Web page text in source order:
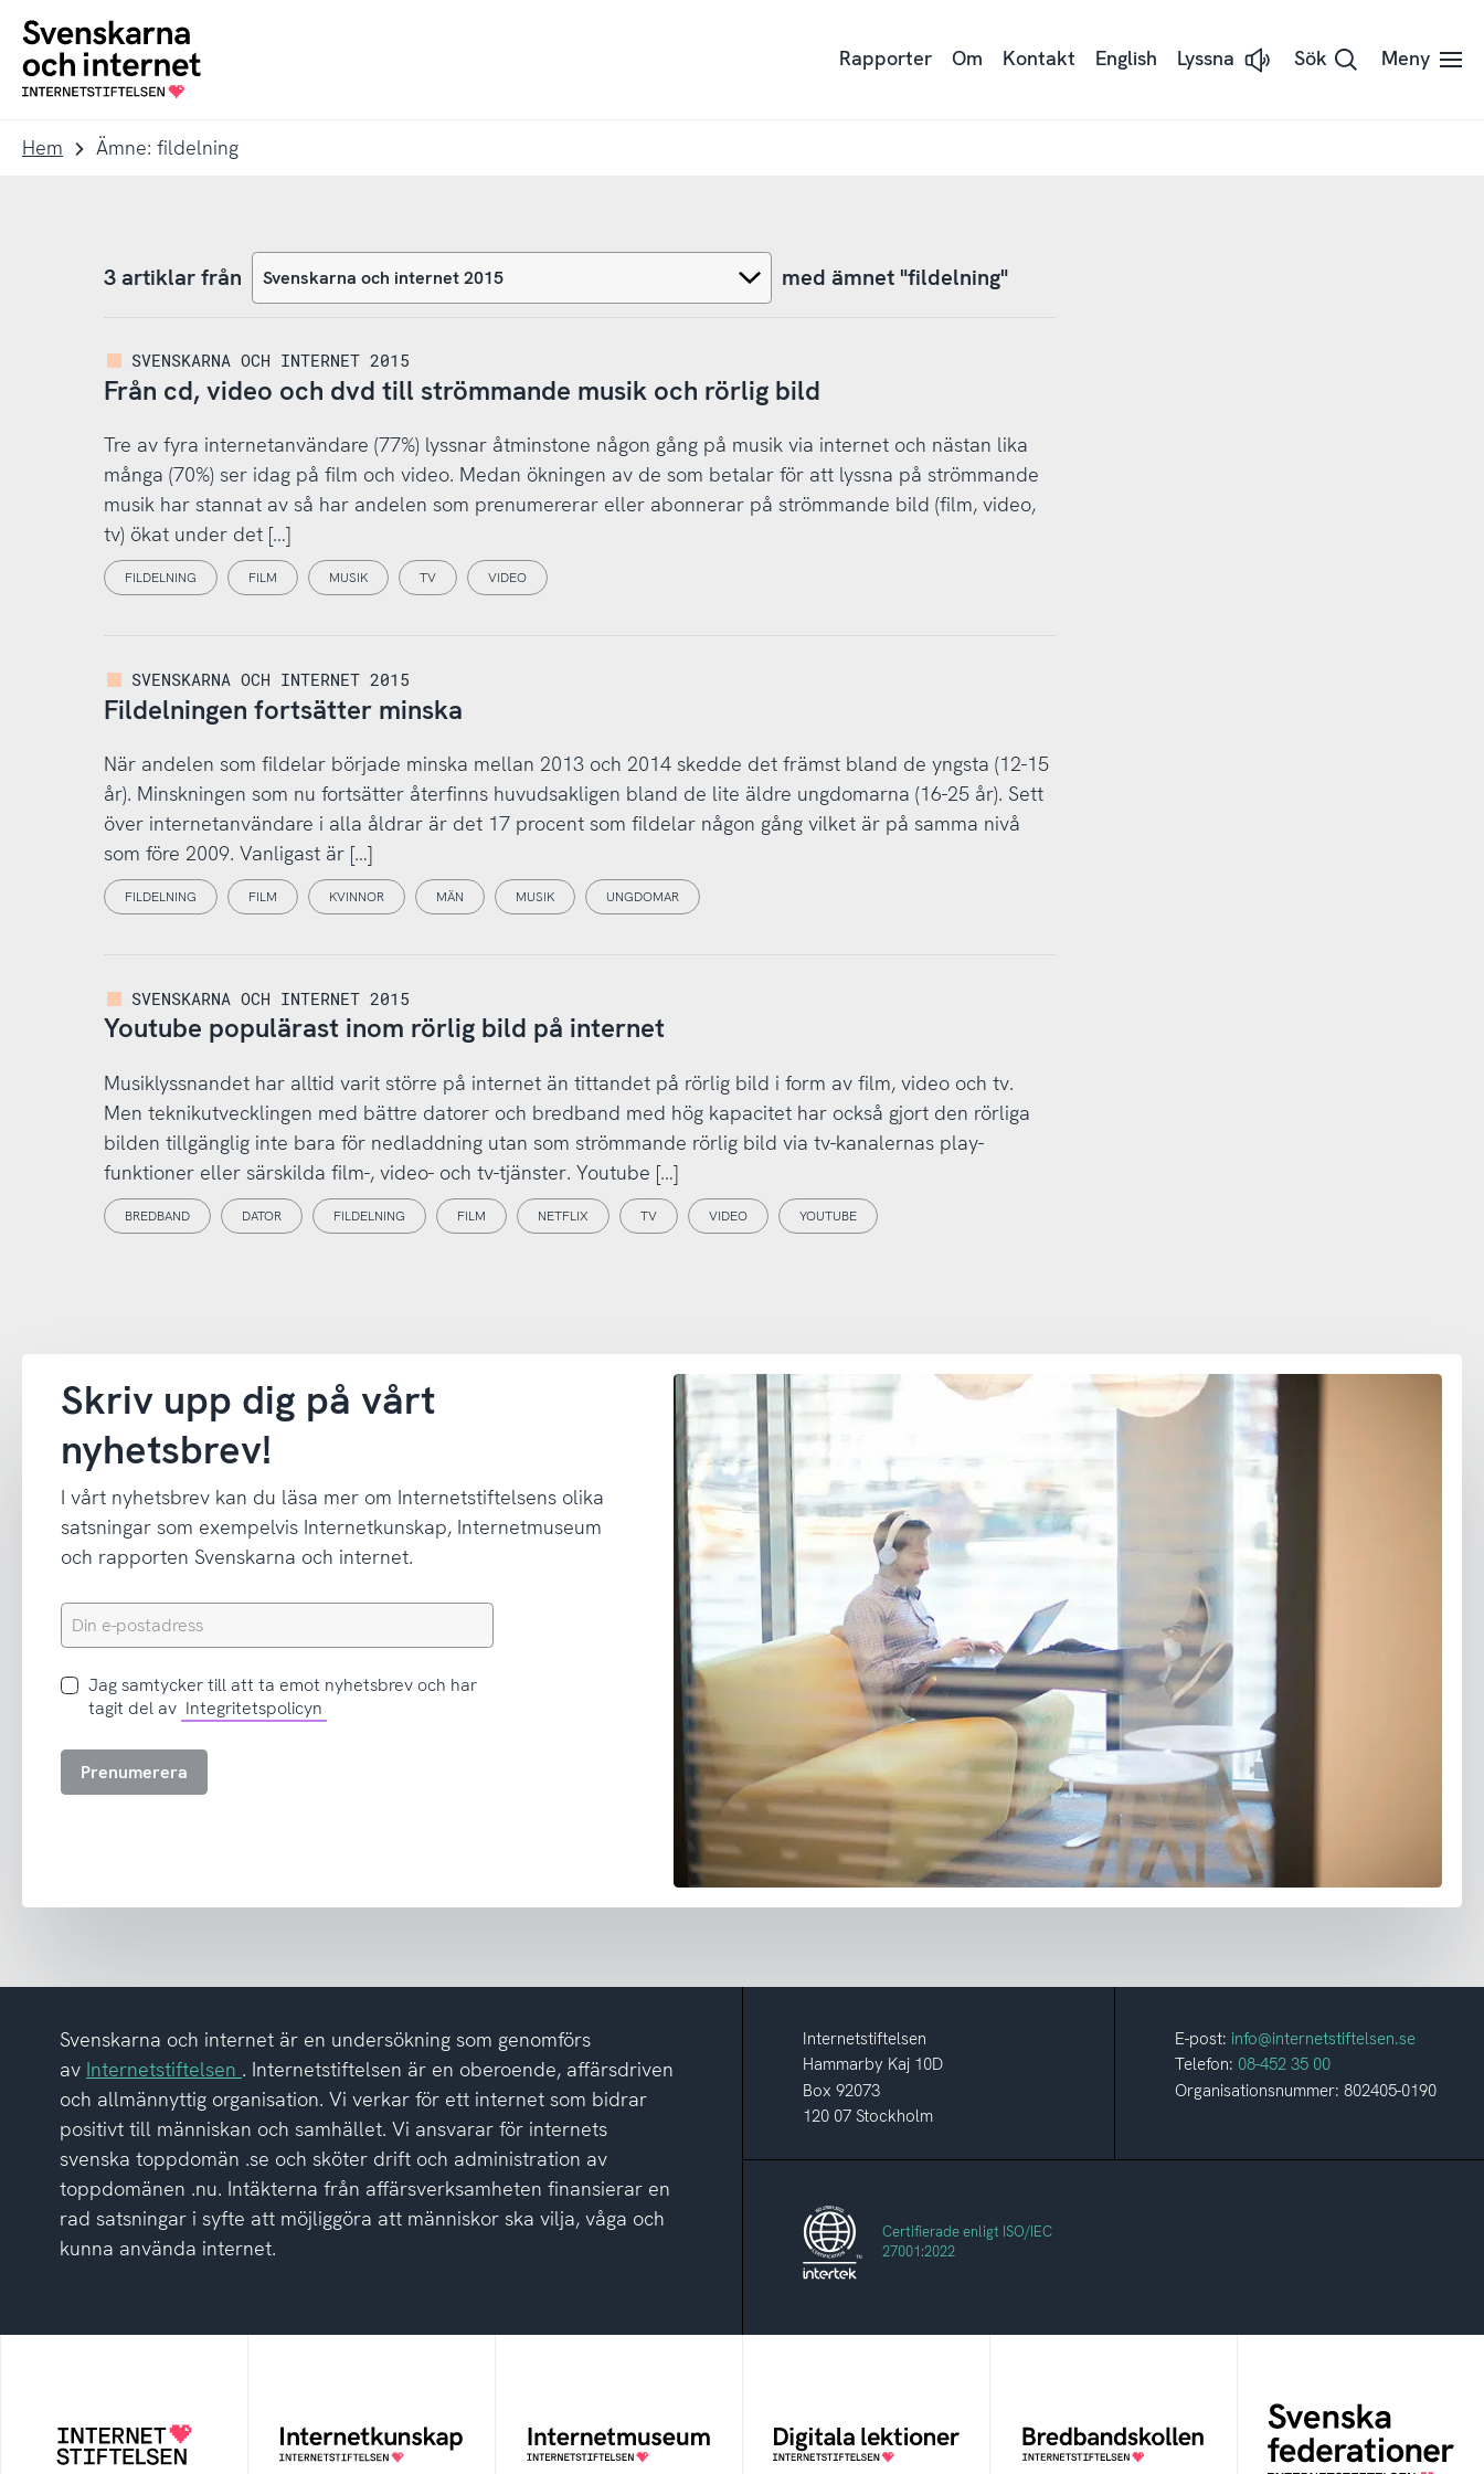
navigation
innehåll
To
startpage
Rapporter Om Kontakt English Lyssna
Lyssna Sök Meny
Hem Ämne: fildelning
3 artiklar från med ämnet "fildelning"
SVENSKARNA OCH INTERNET 2015
Från cd, video och dvd till strömmande musik och rörlig bild
Tre av fyra internetanvändare (77%) lyssnar åtminstone någon gång på musik via internet och nästan lika
många (70%) ser idag på film och video. Medan ökningen av de som betalar för att lyssna på strömmande
musik har stannat av så har andelen som prenumererar eller abonnerar på strömmande bild (film, video,
tv) ökat under det […]
FILDELNING FILM MUSIK TV VIDEO
SVENSKARNA OCH INTERNET 2015
Fildelningen fortsätter minska
När andelen som fildelar började minska mellan 2013 och 2014 skedde det främst bland de yngsta (12-15
år). Minskningen som nu fortsätter återfinns huvudsakligen bland de lite äldre ungdomarna (16-25 år). Sett
över internetanvändare i alla åldrar är det 17 procent som fildelar någon gång vilket är på samma nivå
som före 2009. Vanligast är […]
FILDELNING FILM KVINNOR MÄN MUSIK UNGDOMAR
SVENSKARNA OCH INTERNET 2015
Youtube populärast inom rörlig bild på internet
Musiklyssnandet har alltid varit större på internet än tittandet på rörlig bild i form av film, video och tv.
Men teknikutvecklingen med bättre datorer och bredband med hög kapacitet har också gjort den rörliga
bilden tillgänglig inte bara för nedladdning utan som strömmande rörlig bild via tv-kanalernas play-
funktioner eller särskilda film-, video- och tv-tjänster. Youtube […]
BREDBAND DATOR FILDELNING FILM NETFLIX TV VIDEO YOUTUBE
Skriv upp dig på vårt
nyhetsbrev!
I vårt nyhetsbrev kan du läsa mer om Internetstiftelsens olika
satsningar som exempelvis Internetkunskap, Internetmuseum
och rapporten Svenskarna och internet.
Din
e-
Jag
samtycker
att
tagit
integritetspolicyn
Jag samtycker till att ta emot nyhetsbrev och har
tagit del av Integritetspolicyn
Prenumerera
Svenskarna och internet är en undersökning som genomförs
av Internetstiftelsen . Internetstiftelsen är en oberoende, affärsdriven
och allmännyttig organisation. Vi verkar för ett internet som bidrar
positivt till människan och samhället. Vi ansvarar för internets
svenska toppdomän .se och sköter drift och administration av
toppdomänen .nu. Intäkterna från affärsverksamheten finansierar en
rad satsningar i syfte att möjliggöra att människor ska vilja, våga och
kunna använda internet.
Internetstiftelsen
Hammarby Kaj 10D
Box 92073
120 07 Stockholm
E-post: info@internetstiftelsen.se
Telefon: 08-452 35 00
Organisationsnummer: 802405-0190
Certifierade enligt ISO/IEC
27001:2022
för ett internet som
bidrar positivt till
hjälper dig att bli en
säker och medveten
Ett digitalt museum som
byggts, och kureras av
Internetstiftelsen
Öppen digital lärresurs
med färdiga lektioner för
alla stadier i grundskolan
oberoende
konsumentverktyg som
Grunden för
medlemskap i en
sektors- eller